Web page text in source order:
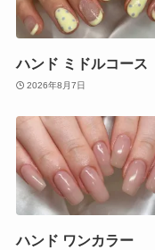
ハンド ミドルコース
2026年8月7日
ハンド ワンカラー